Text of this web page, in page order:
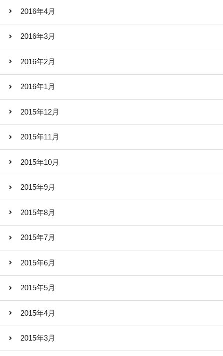
2016年4月
2016年3月
2016年2月
2016年1月
2015年12月
2015年11月
2015年10月
2015年9月
2015年8月
2015年7月
2015年6月
2015年5月
2015年4月
2015年3月